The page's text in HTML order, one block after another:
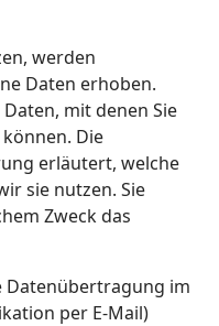
werden
Daten erhoben.
mit denen Sie
Die
erläutert, welche
sie nutzen. Sie
Zweck das
Datenübertragung im
per E-Mail)